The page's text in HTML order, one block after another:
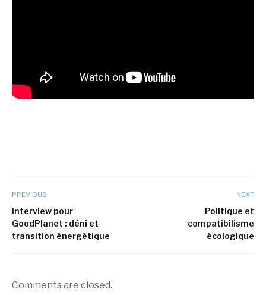
PREVIOUS
Interview pour
GoodPlanet : déni et
transition énergétique
NEXT
Politique et
compatibilisme
écologique
Comments are closed.